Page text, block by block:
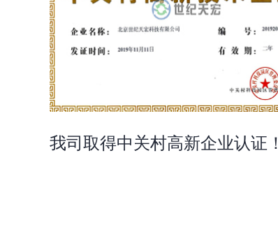
我司取得中关村高新企业认证！